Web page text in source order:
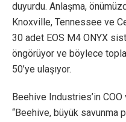
duyurdu. Anlaşma,
Knoxville, Tennessee ve
30 adet EOS M4 ONYX
öngörüyor ve böylece
50’ye ulaşıyor.
Beehive Industries’in
“Beehive, büyük savunma